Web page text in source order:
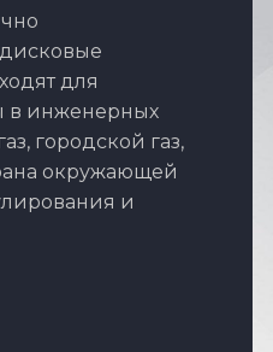
для
в инженерных
городской газ,
окружающей
и